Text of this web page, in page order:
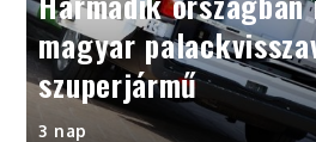
magyar
szuperjármű
3 nap